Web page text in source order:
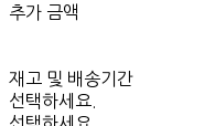
추가 금액
재고 및 배송기간
선택하세요.